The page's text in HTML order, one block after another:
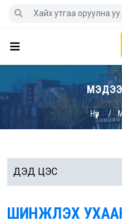
Нүүр
ДЭД ЦЭС
ШИНЖЛЭХ